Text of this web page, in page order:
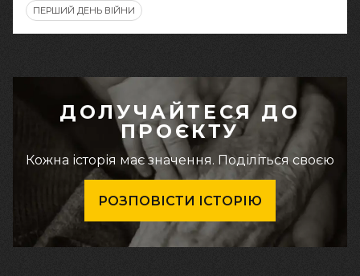
ПЕРШИЙ ДЕНЬ ВІЙНИ
ДОЛУЧАЙТЕСЯ ДО
ПРОЄКТУ
Кожна історія має значення. Поділіться своєю
РОЗПОВІСТИ ІСТОРІЮ